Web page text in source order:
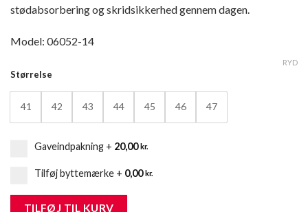
stødabsorbering og skridsikkerhed gennem dagen.
Model: 06052-14
Størrelse
41 42 43 44 45 46 47
RYD
Gaveindpakning + 20,00kr.
Tilføj byttemærke + 0,00kr.
TILFØJ TIL KURV